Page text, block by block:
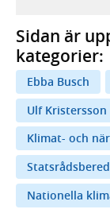
Sidan är
kategorier:
Ebba Busch
Ulf Kristersson
Klimat- och
Nationella